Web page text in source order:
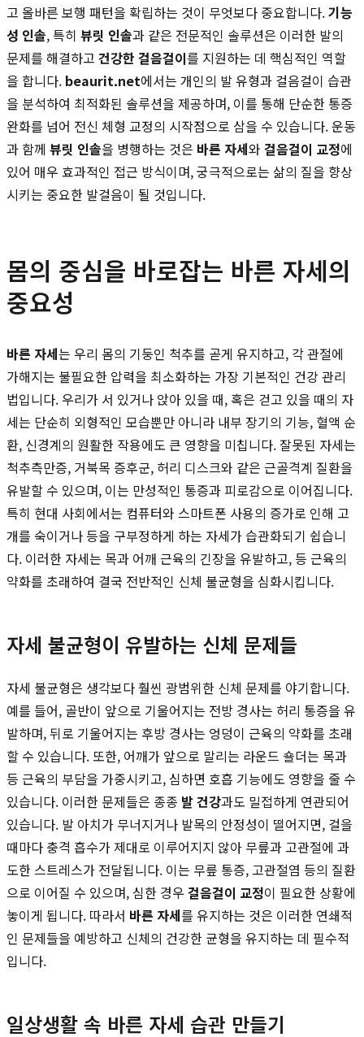
고 올바른 보행 패턴을 확립하는 것이 무엇보다 중요합니다.기능
성 인솔, 특히 뷰릿 인솔과 같은 전문적인 솔루션은 이러한 발의
문제를 해결하고 건강한 걸음걸이를 지원하는 데 핵심적인 역할
을 합니다. beaurit.net에서는 개인의 발 유형과 걸음걸이 습관
을 분석하여 최적화된 솔루션을 제공하며, 이를 통해 단순한 통증
완화를 넘어 전신 체형 교정의 시작점으로 삼을 수 있습니다. 운동
과 함께 뷰릿 인솔을 병행하는 것은 바른 자세와 걸음걸이 교정에
있어 매우 효과적인 접근 방식이며, 궁극적으로는 삶의 질을 향상
시키는 중요한 발걸음이 될 것입니다.
몸의 중심을 바로잡는 바른 자세의
중요성
바른 자세는 우리 몸의 기둥인 척추를 곧게 유지하고, 각 관절에
가해지는 불필요한 압력을 최소화하는 가장 기본적인 건강 관리
법입니다. 우리가 서 있거나 앉아 있을 때, 혹은 걷고 있을 때의 자
세는 단순히 외형적인 모습뿐만 아니라 내부 장기의 기능, 혈액 순
환, 신경계의 원활한 작용에도 큰 영향을 미칩니다. 잘못된 자세는
척추측만증, 거북목 증후군, 허리 디스크와 같은 근골격계 질환을
유발할 수 있으며, 이는 만성적인 통증과 피로감으로 이어집니다.
특히 현대 사회에서는 컴퓨터와 스마트폰 사용의 증가로 인해 고
개를 숙이거나 등을 구부정하게 하는 자세가 습관화되기 쉽습니
다. 이러한 자세는 목과 어깨 근육의 긴장을 유발하고, 등 근육의
약화를 초래하여 결국 전반적인 신체 불균형을 심화시킵니다.
자세 불균형이 유발하는 신체 문제들
자세 불균형은 생각보다 훨씬 광범위한 신체 문제를 야기합니다.
예를 들어, 골반이 앞으로 기울어지는 전방 경사는 허리 통증을 유
발하며, 뒤로 기울어지는 후방 경사는 엉덩이 근육의 약화를 초래
할 수 있습니다. 또한, 어깨가 앞으로 말리는 라운드 숄더는 목과
등 근육의 부담을 가중시키고, 심하면 호흡 기능에도 영향을 줄 수
있습니다. 이러한 문제들은 종종 발 건강과도 밀접하게 연관되어
있습니다. 발 아치가 무너지거나 발목의 안정성이 떨어지면, 걸을
때마다 충격 흡수가 제대로 이루어지지 않아 무릎과 고관절에 과
도한 스트레스가 전달됩니다. 이는 무릎 통증, 고관절염 등의 질환
으로 이어질 수 있으며, 심한 경우 걸음걸이 교정이 필요한 상황에
놓이게 됩니다. 따라서 바른 자세를 유지하는 것은 이러한 연쇄적
인 문제들을 예방하고 신체의 건강한 균형을 유지하는 데 필수적
입니다.
일상생활 속 바른 자세 습관 만들기